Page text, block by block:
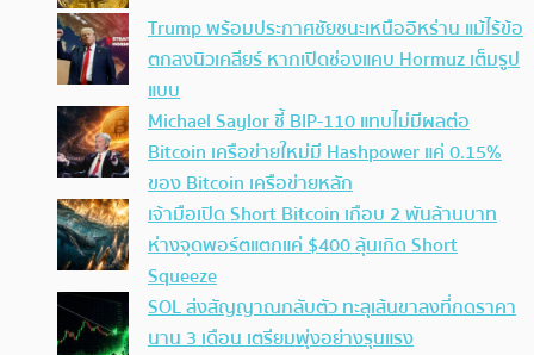
Trump พร้อมประกาศชัยชนะเหนืออิหร่าน แม้ไร้ข้อ
ตกลงนิวเคลียร์ หากเปิดช่องแคบ Hormuz เต็มรูป
แบบ
Michael Saylor ชี้ BIP-110 แทบไม่มีผลต่อ
Bitcoin เครือข่ายใหม่มี Hashpower แค่ 0.15%
ของ Bitcoin เครือข่ายหลัก
เจ้ามือเปิด Short Bitcoin เกือบ 2 พันล้านบาท
ห่างจุดพอร์ตแตกแค่ $400 ลุ้นเกิด Short
Squeeze
SOL ส่งสัญญาณกลับตัว ทะลุเส้นขาลงที่กดราคา
นาน 3 เดือน เตรียมพุ่งอย่างรุนแรง